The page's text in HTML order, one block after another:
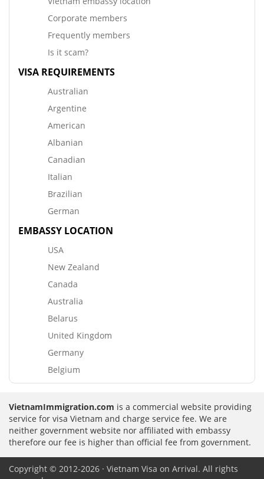
Corporate members
Frequently members
Is it scam?
VISA REQUIREMENTS
Australian
Argentine
American
Albanian
Canadian
Italian
Brazilian
German
EMBASSY LOCATION
USA
New Zealand
Canada
Australia
Belarus
United Kingdom
Germany
Belgium
VietnamImmigration.com is a commercial website providing
service for visa Vietnam and charge service fee. We are
neither government website nor affiliated with embassy
therefore our fee is higher than official fee from government.
Copyright © 2012-2026 · Vietnam Visa on Arrival. All rights